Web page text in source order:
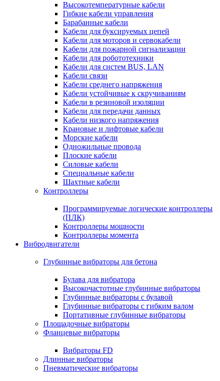
Высокотемпературные кабели
Гибкие кабели управления
Барабанные кабели
Кабели для буксируемых цепей
Кабели для моторов и сервокабели
Кабели для пожарной сигнализации
Кабели для робототехники
Кабели для систем BUS, LAN
Кабели связи
Кабели среднего напряжения
Кабели устойчивые к скручиваниям
Кабели в резиновой изоляции
Кабели для передачи данных
Кабели низкого напряжения
Крановые и лифтовые кабели
Морские кабели
Одножильные провода
Плоские кабели
Силовые кабели
Специальные кабели
Шахтные кабели
Контроллеры
Программируемые логические контроллеры
(ПЛК)
Контроллеры мощности
Контроллеры момента
Вибродвигатели
Глубинные вибраторы для бетона
Булава для вибратора
Высокочастотные глубинные вибраторы
Глубинные вибраторы с булавой
Глубинные вибраторы с гибким валом
Портативные глубинные вибраторы
Площадочные вибраторы
Фланцевые вибраторы
Вибраторы FD
Длинные вибраторы
Пневматические вибраторы